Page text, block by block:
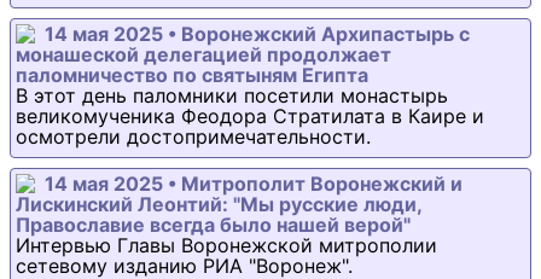
14 мая 2025 • Воронежский Архипастырь с
монашеской делегацией продолжает
паломничество по святыням Египта
В этот день паломники посетили монастырь
великомученика Феодора Стратилата в Каире и
осмотрели достопримечательности.
14 мая 2025 • Митрополит Воронежский и
Лискинский Леонтий: "Мы русские люди,
Православие всегда было нашей верой"
Интервью Главы Воронежской митрополии
сетевому изданию РИА "Воронеж".